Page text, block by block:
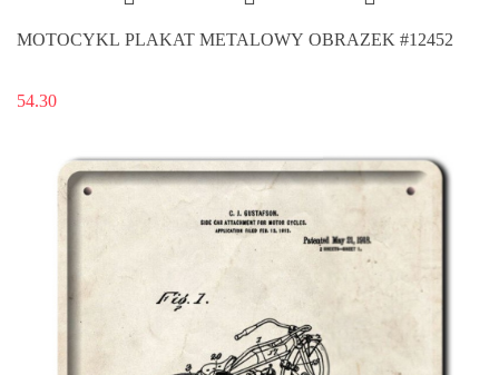
MOTOCYKL PLAKAT METALOWY OBRAZEK #12452
54.30